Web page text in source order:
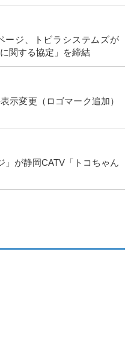
ージ、トビラシステムズが
関する協定」を締結
示変更（ロゴマーク追加）
」が静岡CATV「トコちゃん